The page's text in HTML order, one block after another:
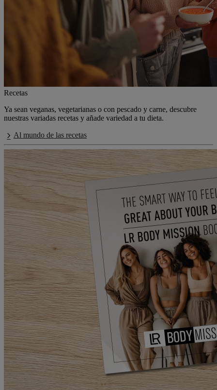
Recetas
Ya sean veganas, vegetarianas o con pescado y carne, descubre
nuestras variadas recetas y añade variedad a tu dieta.
Al mundo de las recetas